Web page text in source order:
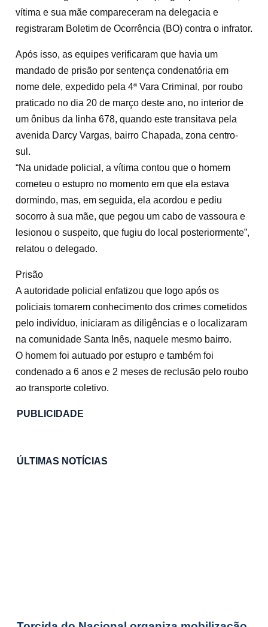
vítima e sua mãe compareceram na delegacia e
registraram Boletim de Ocorrência (BO) contra o infrator.
Após isso, as equipes verificaram que havia um
mandado de prisão por sentença condenatória em
nome dele, expedido pela 4ª Vara Criminal, por roubo
praticado no dia 20 de março deste ano, no interior de
um ônibus da linha 678, quando este transitava pela
avenida Darcy Vargas, bairro Chapada, zona centro-
sul.
“Na unidade policial, a vítima contou que o homem
cometeu o estupro no momento em que ela estava
dormindo, mas, em seguida, ela acordou e pediu
socorro à sua mãe, que pegou um cabo de vassoura e
lesionou o suspeito, que fugiu do local posteriormente”,
relatou o delegado.
Prisão
A autoridade policial enfatizou que logo após os
policiais tomarem conhecimento dos crimes cometidos
pelo indivíduo, iniciaram as diligências e o localizaram
na comunidade Santa Inês, naquele mesmo bairro.
O homem foi autuado por estupro e também foi
condenado a 6 anos e 2 meses de reclusão pelo roubo
ao transporte coletivo.
PUBLICIDADE
ÚLTIMAS NOTÍCIAS